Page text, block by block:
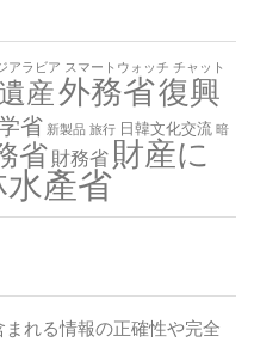
アラビア スマートウォッチ チャット
産外務省復興
省 新製品 旅行 日韓文化交流 暗
省 財務省 財産に
水產省
れる情報の正確性や完全